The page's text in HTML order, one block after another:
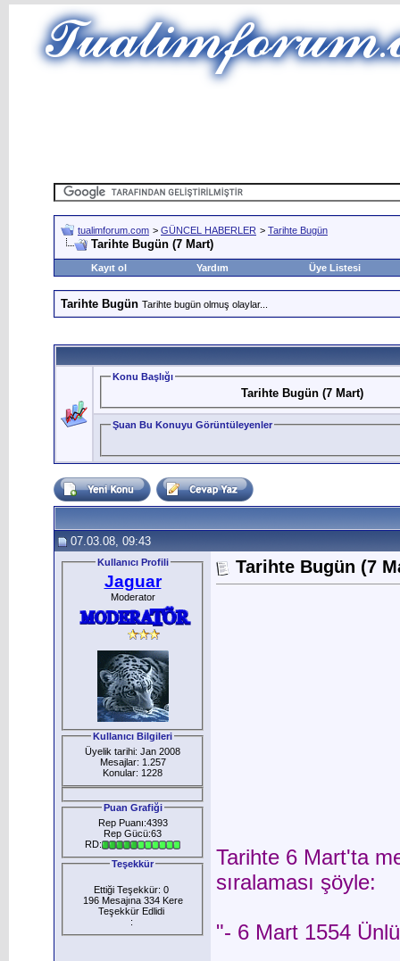
tualimforum.com > GÜNCEL HABERLER > Tarihte Bugün
Tarihte Bugün (7 Mart)
Kayıt ol Yardım Üye Listesi
Tarihte Bugün Tarihte bugün olmuş olaylar...
Konu Başlığı
Tarihte Bugün (7 Mart)
Şuan Bu Konuyu Görüntüleyenler
07.03.08, 09:43
Kullanıcı Profili
Jaguar
Moderator
Kullanıcı Bilgileri
Üyelik tarihi: Jan 2008
Mesajlar: 1.257
Konular: 1228
Puan Grafiği
Rep Puanı:4393
Rep Gücü:63
RD:
Teşekkür
Ettiği Teşekkür: 0
196 Mesajına 334 Kere
Teşekkür Edlidi
:
Tarihte Bugün (7
Tarihte 6 Mart'ta
sıralaması şöyle:
"- 6 Mart 1554